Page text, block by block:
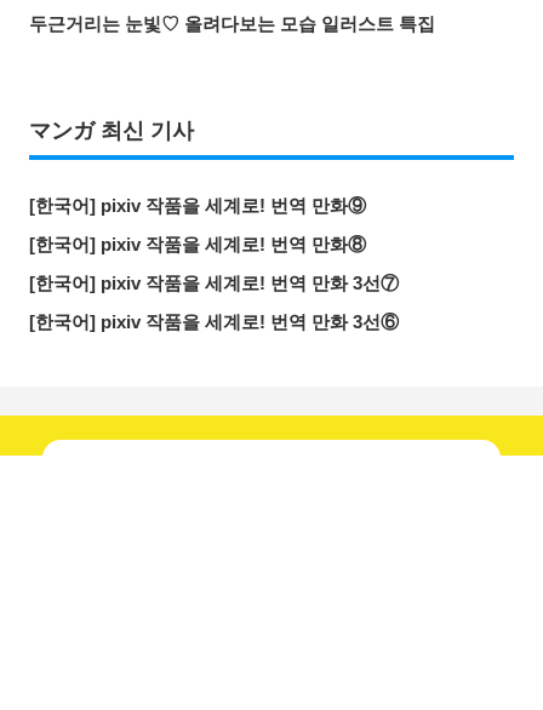
두근거리는 눈빛♡ 올려다보는 모습 일러스트 특집
マンガ 최신 기사
[한국어] pixiv 작품을 세계로! 번역 만화⑨
[한국어] pixiv 작품을 세계로! 번역 만화⑧
[한국어] pixiv 작품을 세계로! 번역 만화 3선⑦
[한국어] pixiv 작품을 세계로! 번역 만화 3선⑥